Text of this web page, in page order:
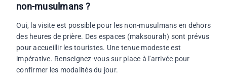
non-musulmans ?
Oui, la visite est possible pour les non-musulmans en dehors
des heures de prière. Des espaces (maksourah) sont prévus
pour accueillir les touristes. Une tenue modeste est
impérative. Renseignez-vous sur place à l'arrivée pour
confirmer les modalités du jour.